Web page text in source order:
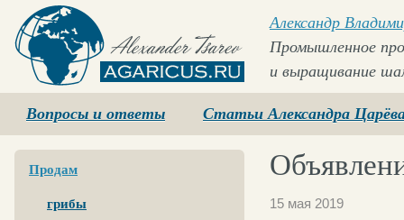
Agaricus.ru
Александр
Промышленное
и выращивание
Вопросы и ответы Статьи Александра
Продам
грибы
15 мая 2019